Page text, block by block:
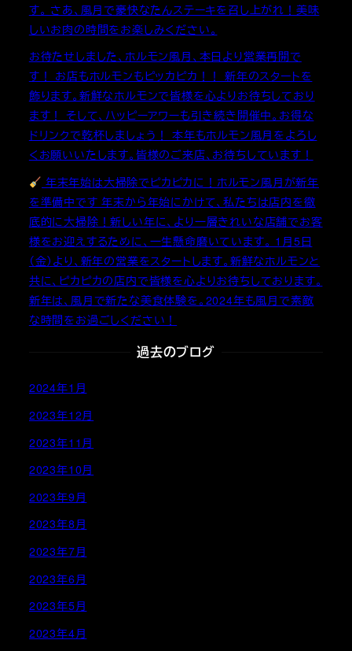
す。 さあ、風月で豪快なたんステーキを召し上がれ！美味
しいお肉の時間をお楽しみください。
お待たせしました、ホルモン風月、本日より営業再開で
す！ お店もホルモンもピッカピカ！！ 新年のスタートを
飾ります。新鮮なホルモンで皆様を心よりお待ちしており
ます！ そして、ハッピーアワーも引き続き開催中。お得な
ドリンクで乾杯しましょう！ 本年もホルモン風月をよろし
くお願いいたします。皆様のご来店、お待ちしています！
年末年始は大掃除でピカピカに！ホルモン風月が新年
を準備中です 年末から年始にかけて、私たちは店内を徹
底的に大掃除！新しい年に、より一層きれいな店舗でお客
様をお迎えするために、一生懸命磨いています。 1月5日
（金）より、新年の営業をスタートします。新鮮なホルモンと
共に、ピカピカの店内で皆様を心よりお待ちしております。
新年は、風月で新たな美食体験を。2024年も風月で素敵
な時間をお過ごしください！
過去のブログ
2024年1月
2023年12月
2023年11月
2023年10月
2023年9月
2023年8月
2023年7月
2023年6月
2023年5月
2023年4月